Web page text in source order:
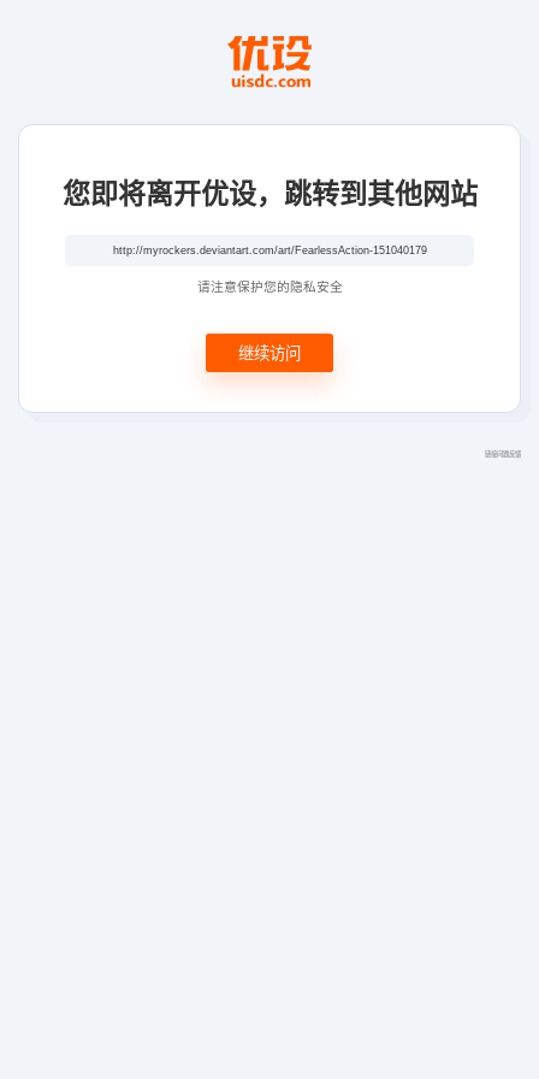
您即将离开优设，跳转到其他网站
请注意保护您的隐私安全
继续访问
链接问题反馈